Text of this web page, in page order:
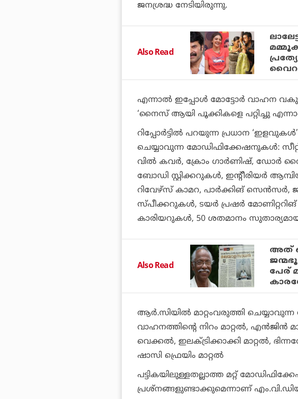
ജനശ്രദ്ധ നേടിയിരുന്നു.
Also Read
എന്നാല്‍ ഇപ്പോള്‍ മോട്ടോര്‍ വാഹന
‘നൈസ് ആയി പൂക്കികളെ പറ്റിച്ചു
റിപ്പോര്‍ട്ടില്‍ പറയുന്ന പ്രധാന
ചെയ്യാവുന്ന മോഡിഫിക്കേഷനുകള്‍: സീറ്റ്
വില്‍ കവര്‍, ക്രോം ഗാര്‍ണിഷ്, ഡോര്‍
ബോഡി സ്റ്റിക്കറുകള്‍, ഇന്റീരിയര്‍
റിവേഴ്‌സ് കാമറ, പാര്‍ക്കിങ്
സ്പീക്കറുകള്‍, ടയര്‍ പ്രഷര്‍
കാരിയറുകള്‍, 50 ശതമാനം
Also Read
അത്
പേര്
ആര്‍.സിയില്‍ മാറ്റംവരുത്തി
വാഹനത്തിന്റെ നിറം മാറ്റല്‍, എന്‍ജിന്‍
വെക്കല്‍, ഇലക്ട്രിക്കാക്കി മാറ്റല്‍,
ഷാസി ഫ്രെയിം മാറ്റല്‍
പട്ടികയിലുള്ളതല്ലാത്ത മറ്റ്
പ്രശ്‌നങ്ങളുണ്ടാക്കുമെന്നാണ്